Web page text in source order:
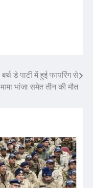
बर्थ डे पार्टी में हुई फायरिंग से
मामा भांजा समेत तीन की मौत